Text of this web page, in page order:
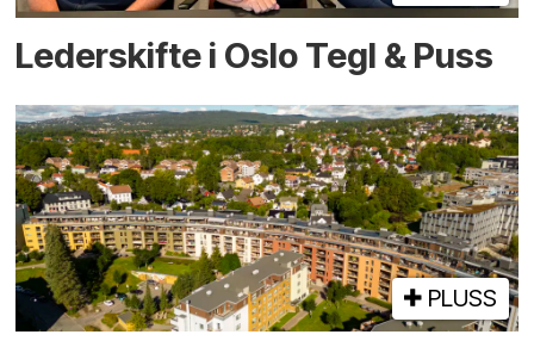
Lederskifte i Oslo Tegl & Puss
PLUSS